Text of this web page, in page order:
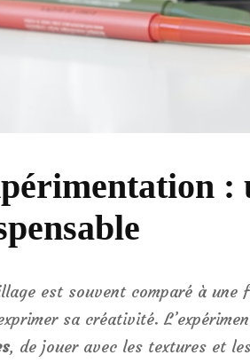
:
est souvent comparé à
sa créativité.
, de jouer avec les textures et